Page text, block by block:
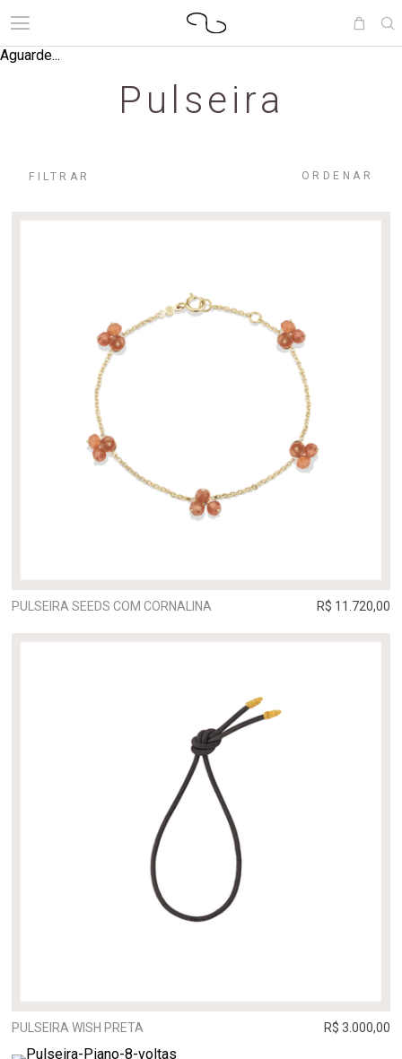
Aguarde...
Pulseira
FILTRAR ORDENAR
PULSEIRA SEEDS COM CORNALINA R$ 11.720,00
PULSEIRA WISH PRETA R$ 3.000,00